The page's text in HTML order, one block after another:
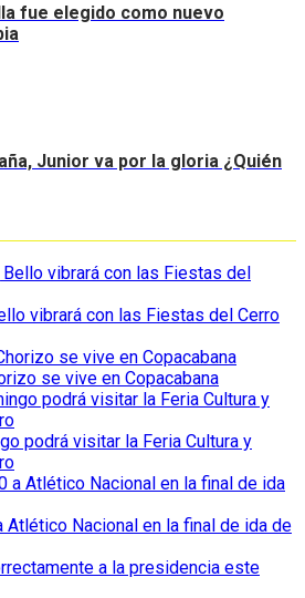
fue elegido como nuevo
Junior va por la gloria ¿Quién
vibrará con las Fiestas del Cerro
se vive en Copacabana
podrá visitar la Feria Cultura y
Atlético Nacional en la final de ida de